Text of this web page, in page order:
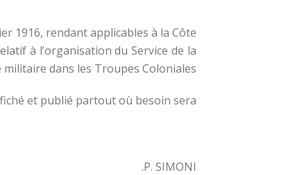
1916, rendant applicables à la Côte
à l’organisation du Service de la
militaire dans les Troupes Coloniales.
et publié partout où besoin sera.
P. SIMONI.